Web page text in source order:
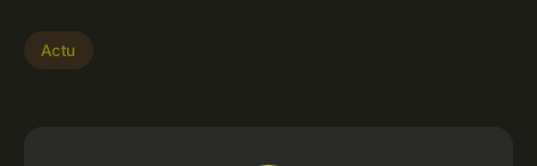
Actu